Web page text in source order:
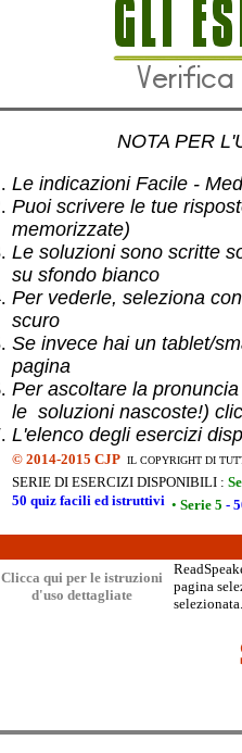
NOTA PER
Le indicazioni Facile -
Puoi scrivere le tue
memorizzate)
Le soluzioni sono scritte
su sfondo bianco
Per vederle, seleziona
scuro
Se invece hai un tablet/
pagina
Per ascoltare la
le soluzioni nascoste!)
L'elenco degli esercizi
© 2014-2015 CJP IL COPYRIGHT DI
SERIE DI ESERCIZI DISPONIBILI :
50 quiz facili ed istruttivi • Serie 5 -
Clicca qui per le istruzioni
d'uso dettagliate
pagina